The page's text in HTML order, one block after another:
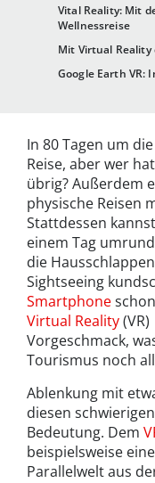
Vital Reality: Mit
Wellnessreise
Mit Virtual Reality
Google Earth VR:
In 80 Tagen um
Reise, aber wer
übrig? Außerdem
physische Reisen
Stattdessen
einem Tag
die
Sightseeing
Smartphone
Virtual Reality
Vorgeschmack,
Tourismus noch
Ablenkung mit
diesen
Bedeutung. Dem
beispielsweise
Parallelwelt aus